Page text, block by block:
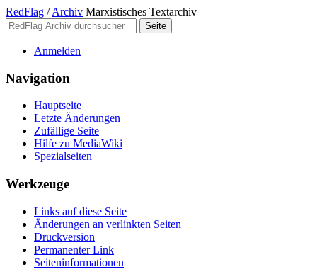
RedFlag / Archiv Marxistisches Textarchiv
Anmelden
Navigation
Hauptseite
Letzte Änderungen
Zufällige Seite
Hilfe zu MediaWiki
Spezialseiten
Werkzeuge
Links auf diese Seite
Änderungen an verlinkten Seiten
Druckversion
Permanenter Link
Seiten­­informationen